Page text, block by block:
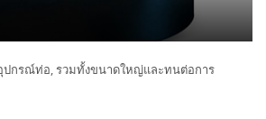
ปกรณ์ท่อ, รวมทั้งขนาดใหญ่และทนต่อการ